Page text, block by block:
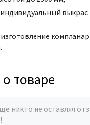
выкрас
товаре
никто не оставлял